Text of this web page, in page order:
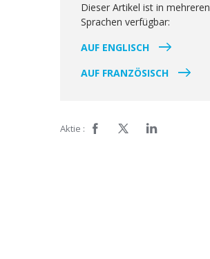
Dieser Artikel ist in mehreren
Sprachen verfügbar:
AUF ENGLISCH
AUF FRANZÖSISCH
Aktie :